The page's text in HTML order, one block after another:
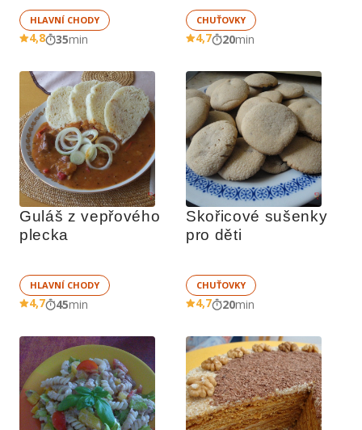
HLAVNÍ CHODY
4,8 35min
CHUŤOVKY
4,7 20min
Guláš z vepřového
plecka
HLAVNÍ CHODY
4,7 45min
Skořicové sušenky
pro děti
CHUŤOVKY
4,7 20min